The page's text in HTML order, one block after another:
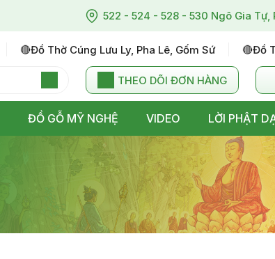
522 - 524 - 528 - 530 Ngô Gia Tự,
🔴đồ Thờ Cúng Lưu Ly, Pha Lê, Gốm Sứ 🔴đồ
THEO DÕI ĐƠN HÀNG
ĐỒ GỖ MỸ NGHỆ VIDEO LỜI PHẬT